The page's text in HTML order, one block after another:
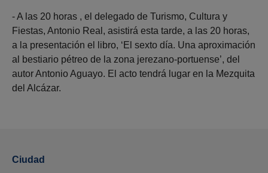
- A las 20 horas , el delegado de Turismo, Cultura y
Fiestas, Antonio Real, asistirá esta tarde, a las 20 horas,
a la presentación el libro, ‘El sexto día. Una aproximación
al bestiario pétreo de la zona jerezano-portuense’, del
autor Antonio Aguayo. El acto tendrá lugar en la Mezquita
del Alcázar.
Ciudad